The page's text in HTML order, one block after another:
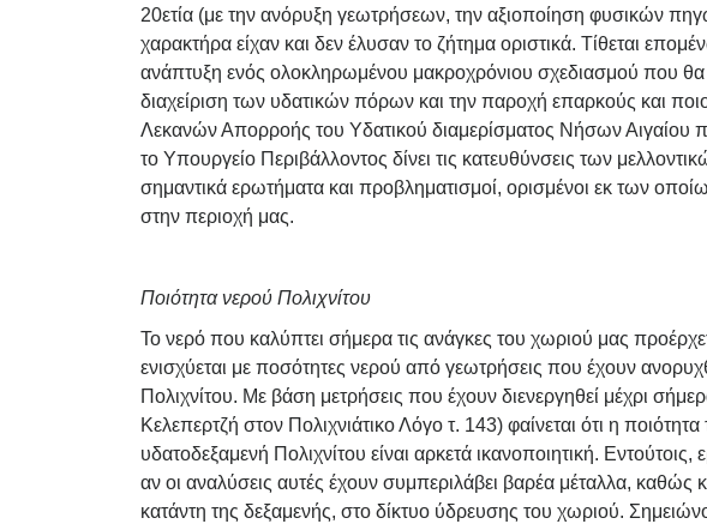
20ετία (με την ανόρυξη γεωτρήσεων, την αξιοποίηση φυσικών
χαρακτήρα είχαν και δεν έλυσαν το ζήτημα οριστικά. Τίθεται
ανάπτυξη ενός ολοκληρωμένου μακροχρόνιου σχεδιασμού που θα
διαχείριση των υδατικών πόρων και την παροχή επαρκούς και
Λεκανών Απορροής του Υδατικού διαμερίσματος Νήσων Αιγαίου
το Υπουργείο Περιβάλλοντος δίνει τις κατευθύνσεις των
σημαντικά ερωτήματα και προβληματισμοί, ορισμένοι εκ των
στην περιοχή μας.
Ποιότητα νερού Πολιχνίτου
Το νερό που καλύπτει σήμερα τις ανάγκες του χωριού μας
ενισχύεται με ποσότητες νερού από γεωτρήσεις που έχουν
Πολιχνίτου. Με βάση μετρήσεις που έχουν διενεργηθεί μέχρι
Κελεπερτζή στον Πολιχνιάτικο Λόγο τ. 143) φαίνεται ότι η
υδατοδεξαμενή Πολιχνίτου είναι αρκετά ικανοποιητική.
αν οι αναλύσεις αυτές έχουν συμπεριλάβει βαρέα μέταλλα, καθώς
κατάντη της δεξαμενής, στο δίκτυο ύδρευσης του χωριού.